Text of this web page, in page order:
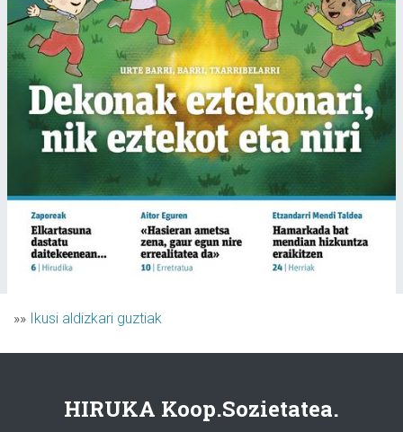
»» Ikusi aldizkari guztiak
HIRUKA Koop.Sozietatea.